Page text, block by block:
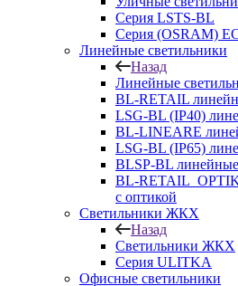
Серия LSTS-BL
Серия (ОSRAM)
Линейные светильники
Назад
Линейные
BL-RETAIL
LSG-BL (IP40)
BL-LINEARE
LSG-BL (IP65)
BLSP-BL
BL-
с оптикой
Светильники ЖКХ
Назад
Светильники ЖКХ
Серия ULITKA
Офисные светильники